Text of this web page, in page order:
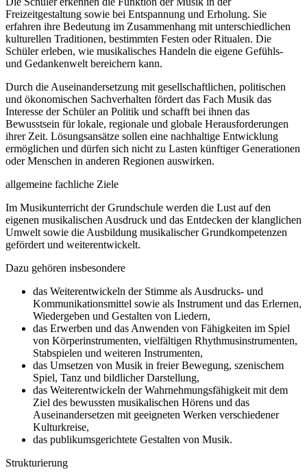
Freizeitgestaltung sowie bei Entspannung und Erholung. Sie
erfahren ihre Bedeutung im Zusammenhang mit unterschiedlichen
kulturellen Traditionen, bestimmten Festen oder Ritualen. Die
Schüler erleben, wie musikalisches Handeln die eigene Gefühls-
und Gedankenwelt bereichern kann.
Durch die Auseinandersetzung mit gesellschaftlichen, politischen
und ökonomischen Sachverhalten fördert das Fach Musik das
Interesse der Schüler an Politik und schafft bei ihnen das
Bewusstsein für lokale, regionale und globale Herausforderungen
ihrer Zeit. Lösungsansätze sollen eine nachhaltige Entwicklung
ermöglichen und dürfen sich nicht zu Lasten künftiger Generationen
oder Menschen in anderen Regionen auswirken.
allgemeine fachliche Ziele
Im Musikunterricht der Grundschule werden die Lust auf den
eigenen musikalischen Ausdruck und das Entdecken der klanglichen
Umwelt sowie die Ausbildung musikalischer Grundkompetenzen
gefördert und weiterentwickelt.
Dazu gehören insbesondere
das Weiterentwickeln der Stimme als Ausdrucks- und
Kommunikationsmittel sowie als Instrument und das Erlernen,
Wiedergeben und Gestalten von Liedern,
das Erwerben und das Anwenden von Fähigkeiten im Spiel
von Körperinstrumenten, vielfältigen Rhythmusinstrumenten,
Stabspielen und weiteren Instrumenten,
das Umsetzen von Musik in freier Bewegung, szenischem
Spiel, Tanz und bildlicher Darstellung,
das Weiterentwickeln der Wahrnehmungsfähigkeit mit dem
Ziel des bewussten musikalischen Hörens und das
Auseinandersetzen mit geeigneten Werken verschiedener
Kulturkreise,
das publikumsgerichtete Gestalten von Musik.
Strukturierung